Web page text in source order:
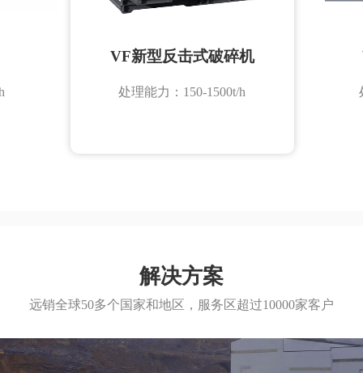
VF新型反击式破碎机
处理能力：150-1500t/h
解决方案
远销全球50多个国家和地区，服务区超过10000家客户